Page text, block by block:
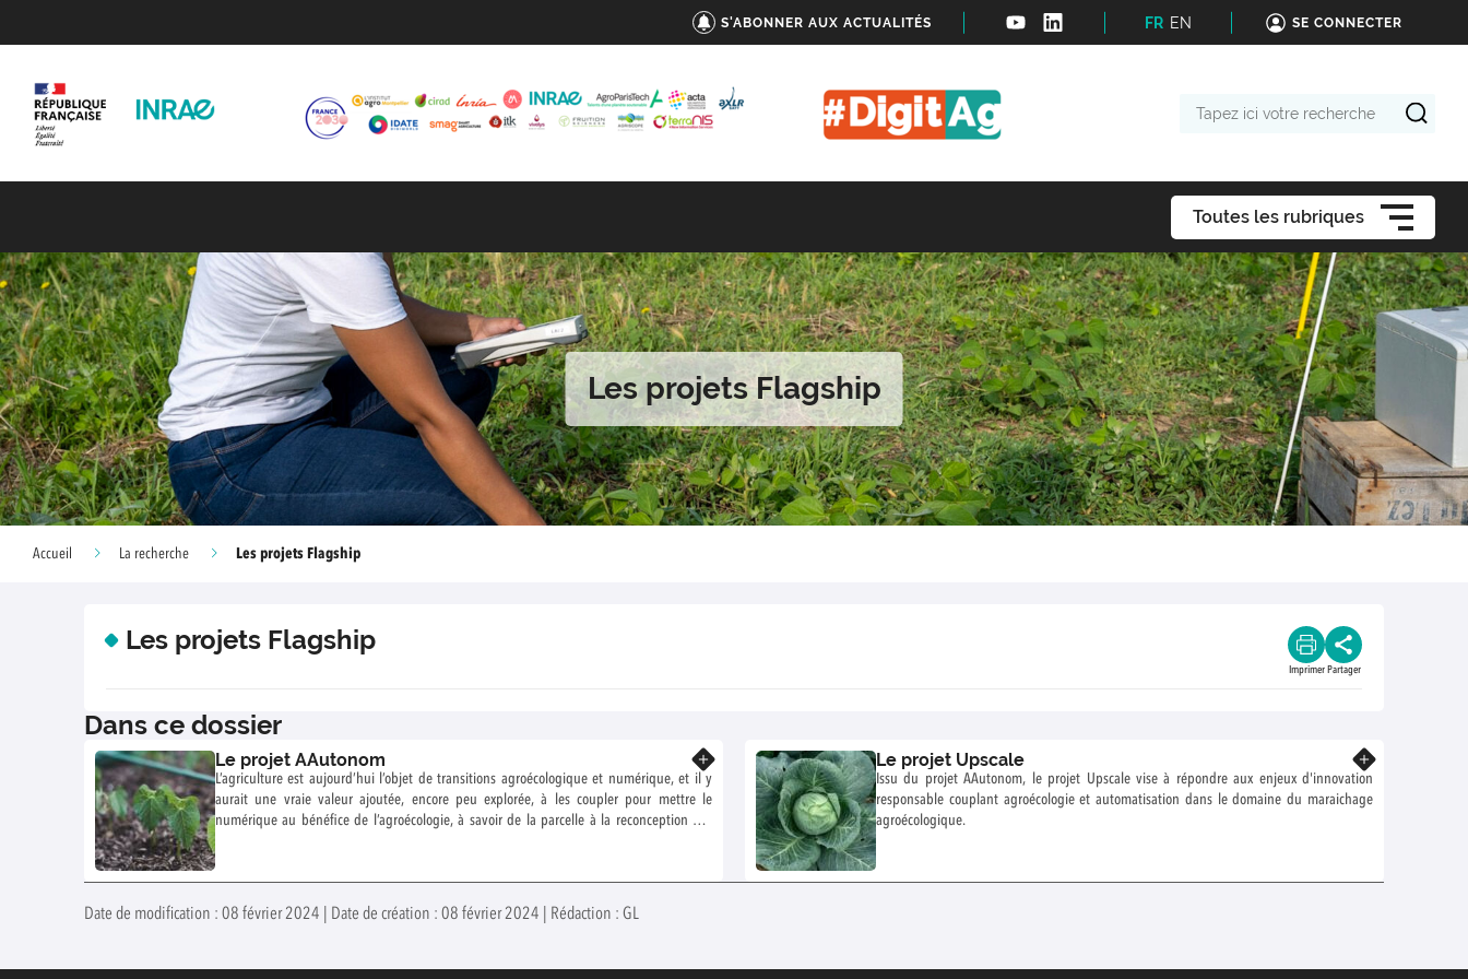
S'ABONNER AUX ACTUALITÉS FR EN SE CONNECTER
Toutes les rubriques
Les projets Flagship
Accueil La recherche Les projets Flagship
Les projets Flagship
Imprimer Partager
Dans ce dossier
Le projet AAutonom
L’agriculture est aujourd’hui l’objet de transitions agroécologique et numérique, et il y
aurait une vraie valeur ajoutée, encore peu explorée, à les coupler pour mettre le
numérique au bénéfice de l’agroécologie, à savoir de la parcelle à la reconception des
Le projet Upscale
Issu du projet AAutonom, le projet Upscale vise à répondre aux enjeux d'innovation
responsable couplant agroécologie et automatisation dans le domaine du maraichage
agroécologique.
Date de modification : 08 février 2024 | Date de création : 08 février 2024 | Rédaction : GL